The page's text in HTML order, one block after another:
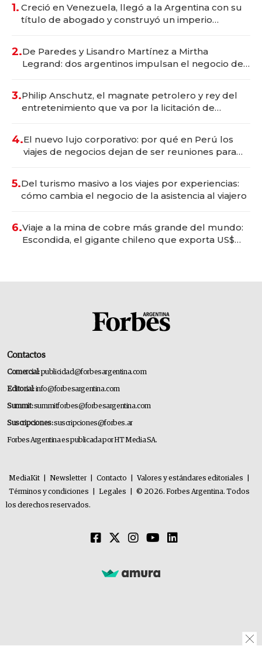
1. Creció en Venezuela, llegó a la Argentina con su
título de abogado y construyó un imperio
2.De Paredes y Lisandro Martínez a Mirtha
Legrand: dos argentinos impulsan el negocio del
3.Philip Anschutz, el magnate petrolero y rey del
entretenimiento que va por la licitación de
4.El nuevo lujo corporativo: por qué en Perú los
viajes de negocios dejan de ser reuniones para
5.Del turismo masivo a los viajes por experiencias:
cómo cambia el negocio de la asistencia al viajero
6.Viaje a la mina de cobre más grande del mundo:
Escondida, el gigante chileno que exporta US$
Contactos
Comercial:publicidad@forbesargentina.com
Editorial:info@forbesargentina.com
Summit:summitforbes@forbesargentina.com
Suscripciones:suscripciones@forbes.ar
Forbes Argentina es publicada por HT Media SA.
MediaKit Newsletter Contacto Valores y estándares editoriales
Términos y condiciones
Legales
© 2026. Forbes Argentina. Todos
los derechos reservados.